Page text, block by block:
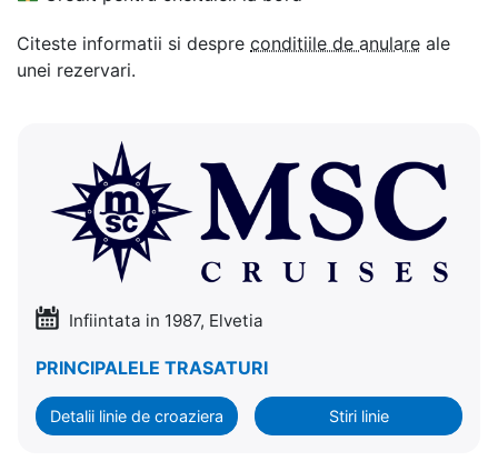
Citeste informatii si despre conditiile de anulare ale
unei rezervari.
Infiintata in 1987, Elvetia
PRINCIPALELE TRASATURI
Detalii linie de croaziera Stiri linie